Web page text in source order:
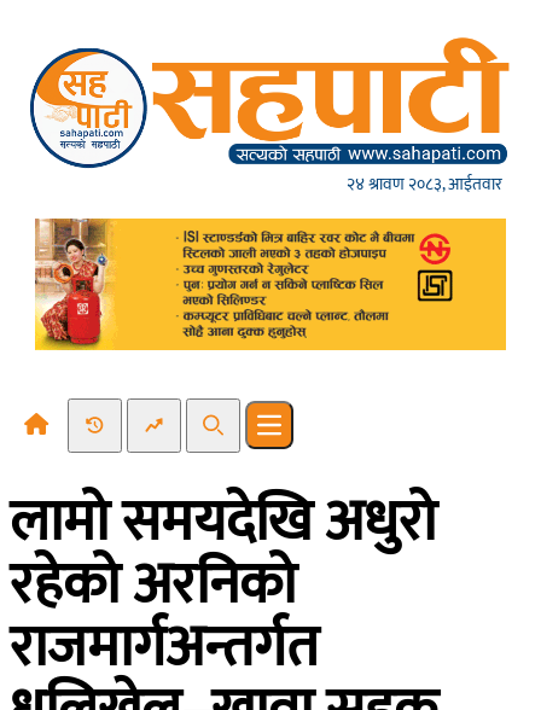
२४ श्रावण २०८३, आईतवार
Recent NewsTrending News
SearchOpen main menu
लामो समयदेखि अधुरो
रहेको अरनिको
राजमार्गअन्तर्गत